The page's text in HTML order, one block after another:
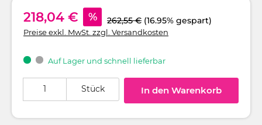
218,04 € % 262,55 € (16.95% gespart)
Preise exkl. MwSt. zzgl. Versandkosten
Auf Lager und schnell lieferbar
Stück In den Warenkorb